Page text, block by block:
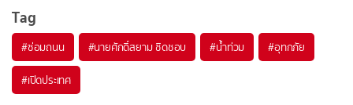
Tag
#ซ่อมถนน #นายศักดิ์สยาม ชิดชอบ #น้ำท่วม #อุทกภัย
#เปิดประเทศ